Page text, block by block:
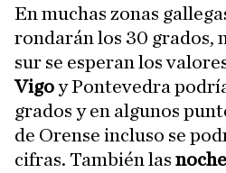
En muchas zonas
rondarán los 30 grados,
sur se esperan los
Vigoy Pontevedra
grados y en algunos
de Orense incluso se
cifras. También las